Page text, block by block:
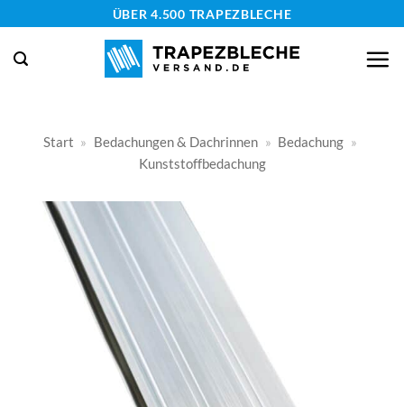
springen
ÜBER 4.500 TRAPEZBLECHE
Start » Bedachungen & Dachrinnen » Bedachung »
Kunststoffbedachung